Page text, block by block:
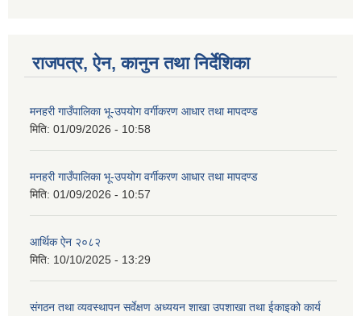
राजपत्र, ऐन, कानुन तथा निर्देशिका
मनहरी गाउँपालिका भू-उपयोग वर्गीकरण आधार तथा मापदण्ड
मिति: 01/09/2026 - 10:58
मनहरी गाउँपालिका भू-उपयोग वर्गीकरण आधार तथा मापदण्ड
मिति: 01/09/2026 - 10:57
आर्थिक ऐन २०८२
मिति: 10/10/2025 - 13:29
संगठन तथा व्यवस्थापन सर्वेक्षण अध्ययन शाखा उपशाखा तथा ईकाइको कार्य